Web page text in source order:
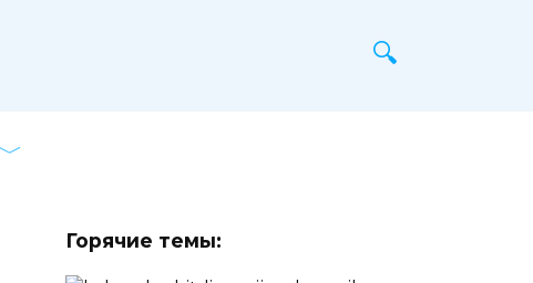
Горячие темы: